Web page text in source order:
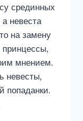
срединных
невеста
на замену
мнением.
невесты,
попаданки.